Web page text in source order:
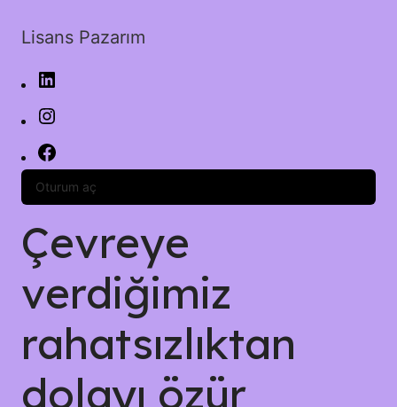
Lisans Pazarım
Oturum aç
Çevreye
verdiğimiz
rahatsızlıktan
dolayı özür